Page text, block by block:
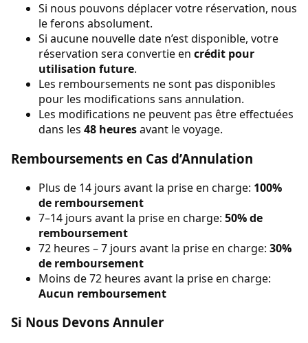
Si nous pouvons déplacer votre réservation, nous
le ferons absolument.
Si aucune nouvelle date n’est disponible, votre
réservation sera convertie en crédit pour
utilisation future.
Les remboursements ne sont pas disponibles
pour les modifications sans annulation.
Les modifications ne peuvent pas être effectuées
dans les 48 heuresavant le voyage.
Remboursements en Cas d’Annulation
Plus de 14 jours avant la prise en charge: 100%
de remboursement
7–14 jours avant la prise en charge: 50% de
remboursement
72 heures – 7 jours avant la prise en charge: 30%
de remboursement
Moins de 72 heures avant la prise en charge:
Aucun remboursement
Si Nous Devons Annuler